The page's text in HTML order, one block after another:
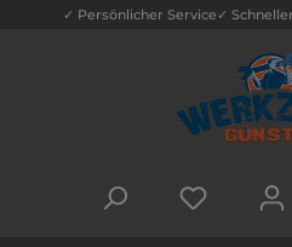
Zum Hauptinhalt springen
✓ Persönlicher Service ✓
DU HAST